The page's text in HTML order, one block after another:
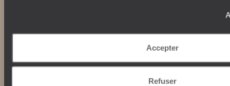
Accepter
Refuser
Voyage de noces
Vacances en famille
Week-end en amoureux